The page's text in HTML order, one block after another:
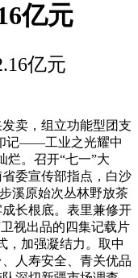
亿元
亿元
卖，组立功能型团支
记——工业之光耀中
烂。召开“七一”大
委宣传部指点，白沙
溪原始次丛林野放茶
长根底。表里兼修开
视出品的四集记载片
，加强凝结力。取中
人寿安全、青关优品